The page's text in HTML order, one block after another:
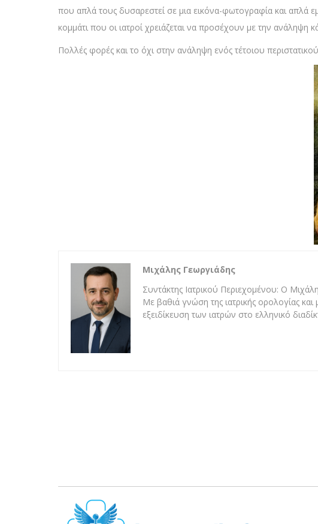
που απλά τους δυσαρεστεί σε μια εικόνα-φωτογραφία και απλά
κομμάτι που οι ιατροί χρειάζεται να προσέχουν με την ανάληψη
Πολλές φορές και το όχι στην ανάληψη ενός τέτοιου
Μιχάλης Γεωργιάδης
Συντάκτης Ιατρικού Περιεχομένου: Ο
Με βαθιά γνώση της ιατρικής ορολογίας
εξειδίκευση των ιατρών στο ελληνικό